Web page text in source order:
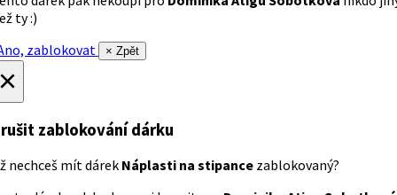
ty :)
zablokovat
× Zpět
zablokování dárku
nechceš mít dárek Náplasti na stipance zablokovaný?